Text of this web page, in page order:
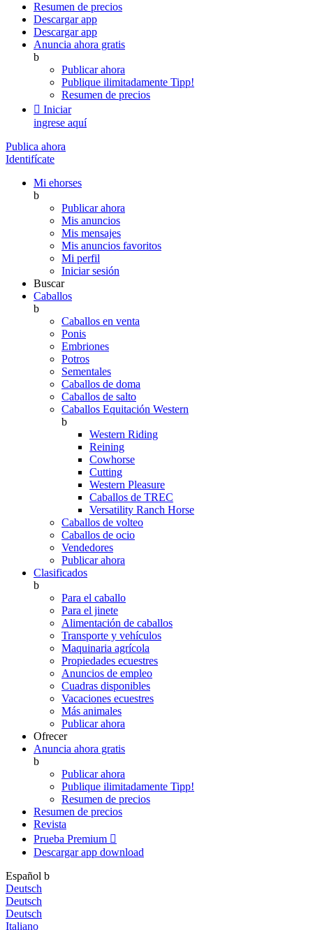
Resumen de precios
Descargar app
Descargar app
Anuncia ahora gratis
b
Publicar ahora
Publique ilimitadamente Tipp!
Resumen de precios
 Iniciar
ingrese aquí
Publica ahora
Identifícate
Mi ehorses
b
Publicar ahora
Mis anuncios
Mis mensajes
Mis anuncios favoritos
Mi perfil
Iniciar sesión
Buscar
Caballos
b
Caballos en venta
Ponis
Embriones
Potros
Sementales
Caballos de doma
Caballos de salto
Caballos Equitación Western
b
Western Riding
Reining
Cowhorse
Cutting
Western Pleasure
Caballos de TREC
Versatility Ranch Horse
Caballos de volteo
Caballos de ocio
Vendedores
Publicar ahora
Clasificados
b
Para el caballo
Para el jinete
Alimentación de caballos
Transporte y vehículos
Maquinaria agrícola
Propiedades ecuestres
Anuncios de empleo
Cuadras disponibles
Vacaciones ecuestres
Más animales
Publicar ahora
Ofrecer
Anuncia ahora gratis
b
Publicar ahora
Publique ilimitadamente Tipp!
Resumen de precios
Resumen de precios
Revista
Prueba Premium 
Descargar app download
Español b
Deutsch
Deutsch
Deutsch
Italiano